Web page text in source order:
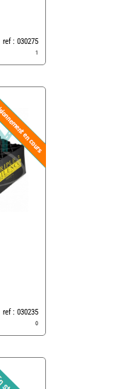
ref : 030275
1
ref : 030235
0